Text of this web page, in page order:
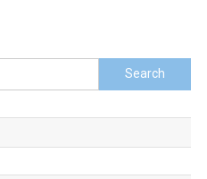
Search
for: